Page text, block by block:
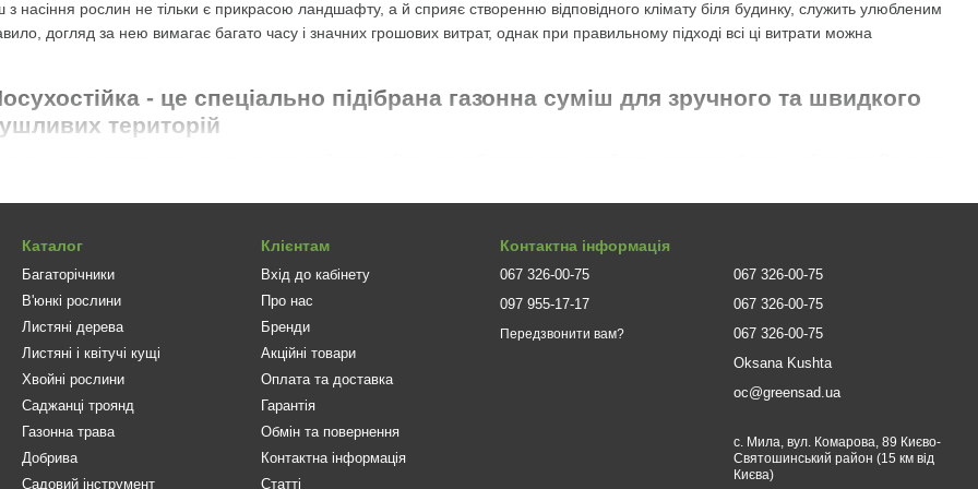
насіння рослин не тільки є прикрасою ландшафту, а й сприяє створенню відповідного клімату біля будинку, служить улюбленим
догляд за нею вимагає багато часу і значних грошових витрат, однак при правильному підході всі ці витрати можна
- це спеціально підібрана газонна суміш для зручного та швидкого
територій
ділянок, парків, зелених зон поряд з житловими приміщеннями, кемпінг-майданчиками та інших відкритих місць,
насіння - квітень-вересень. Висів насіння виробляють в ущільнений грунт (через 7-10 днів після перекопування). Після посіву
граблями і злегка прокатити. Для поліпшення сходження насіння грунт повинен бути постійно у вологому стані. Першу стрижку
трави досягає 7-10 см. Після стрижки, для стимуляції відростання бічних пагонів, необхідна підгодівля азотовмісним
міру відростання - рекомендована висота 3-5 см. У посушливий час газон необхідно поливати, щоб уникнути пожовтіння трави.
підійде для створення красивих газонів в умовах жаркого посушливого клімату південних регіонів з їх малою кількістю
на мінеральні поживні речовини ґрунти. Завдяки потужній кореневій системі можливе отримання щільного, пружного
виконувати свої непрості функції.
саме у нас?
більше 0,5 га) створений спеціальний мікроклімат для зберігання рослин.
Каталог
Багаторічники
В'юнкі рослини
Листяні дерева
Листяні і квітучі кущі
Хвойні рослини
Саджанці троянд
Газонна трава
Добрива
Садовий інструмент
Клієнтам
Вхід до кабінету
Про нас
Бренди
Акційні товари
Оплата та доставка
Гарантія
Обмін та повернення
Контактна інформація
Статті
Контактна інформація
067 326-00-75
097 955-17-17
Передзвонити вам?
067 326-00-75
067 326-00-75
067 326-00-75
Oksana Kushta
oc@greensad.ua
с. Мила, вул. Комарова, 89 Києво-
Святошинський район (15 км від
Києва)